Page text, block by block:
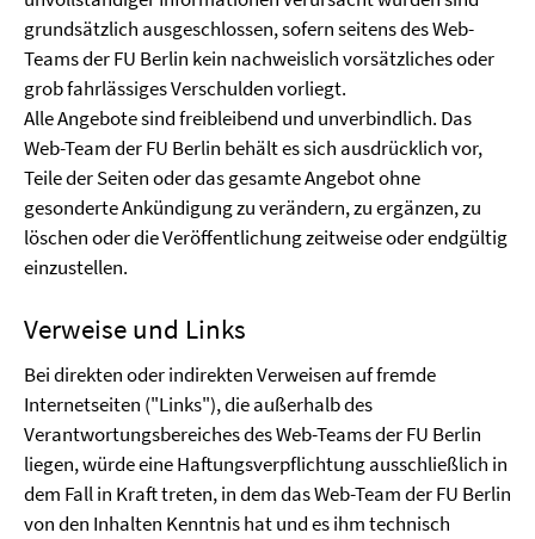
grundsätzlich ausgeschlossen, sofern seitens des Web-
Teams der FU Berlin kein nachweislich vorsätzliches oder
grob fahrlässiges Verschulden vorliegt.
Alle Angebote sind freibleibend und unverbindlich. Das
Web-Team der FU Berlin behält es sich ausdrücklich vor,
Teile der Seiten oder das gesamte Angebot ohne
gesonderte Ankündigung zu verändern, zu ergänzen, zu
löschen oder die Veröffentlichung zeitweise oder endgültig
einzustellen.
Verweise und Links
Bei direkten oder indirekten Verweisen auf fremde
Internetseiten ("Links"), die außerhalb des
Verantwortungsbereiches des Web-Teams der FU Berlin
liegen, würde eine Haftungsverpflichtung ausschließlich in
dem Fall in Kraft treten, in dem das Web-Team der FU Berlin
von den Inhalten Kenntnis hat und es ihm technisch